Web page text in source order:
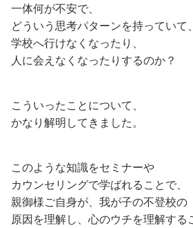
一体何が不安で、
どういう思考パターンを持っていて、
学校へ行けなくなったり、
人に会えなくなったりするのか？
こういったことについて、
かなり解明してきました。
このような知識をセミナーや
カウンセリングで学ばれることで、
親御様ご自身が、我が子の不登校の
原因を理解し、心のウチを理解する